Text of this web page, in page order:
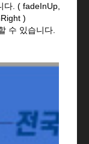
다. ( fadeInUp,
)
수 있습니다.
Next